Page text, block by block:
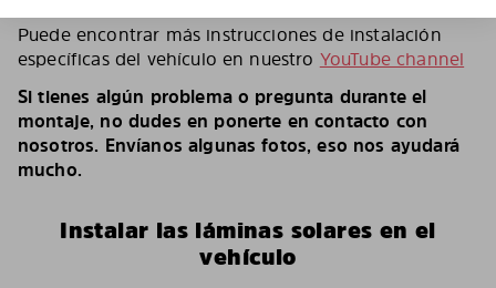
Puede encontrar más instrucciones de instalación
específicas del vehículo en nuestro YouTube channel
Si tienes algún problema o pregunta durante el
montaje, no dudes en ponerte en contacto con
nosotros. Envíanos algunas fotos, eso nos ayudará
mucho.
Instalar las láminas solares en el
vehículo